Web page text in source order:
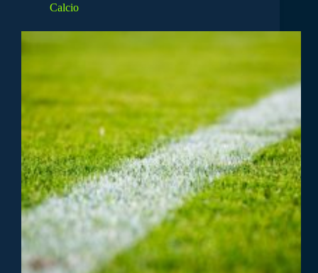
Calcio